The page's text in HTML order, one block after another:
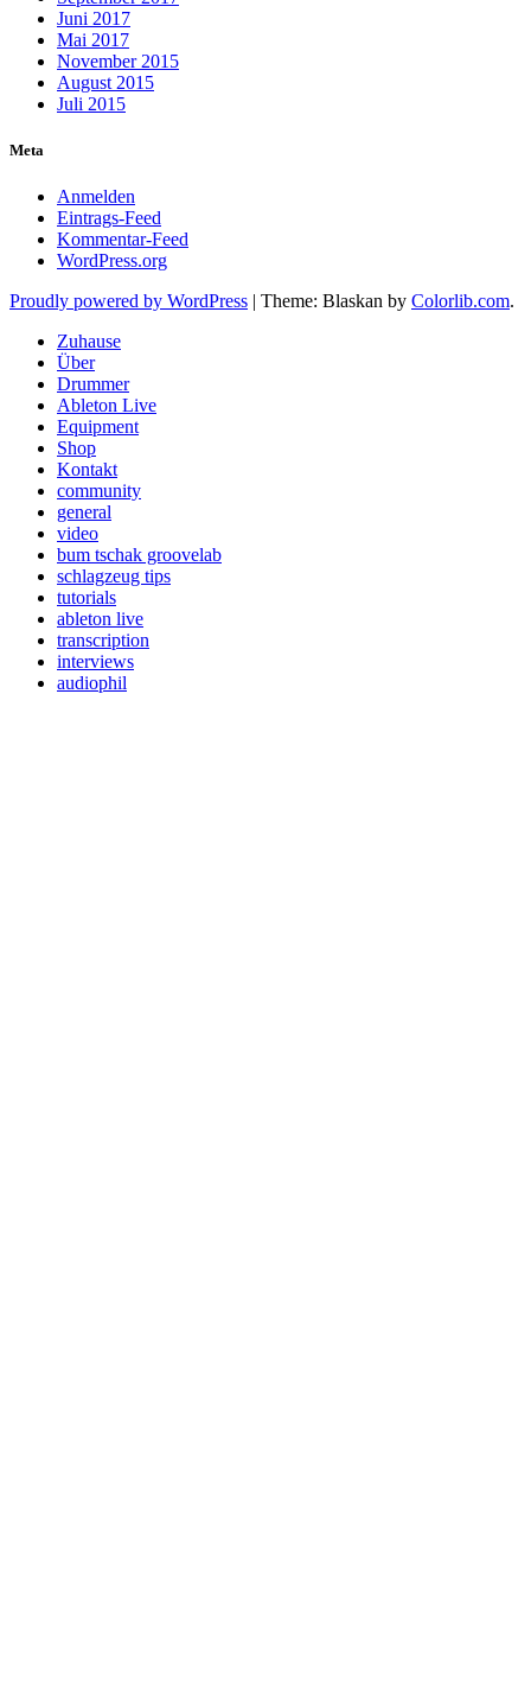
Juni 2017
Mai 2017
November 2015
August 2015
Juli 2015
Meta
Anmelden
Eintrags-Feed
Kommentar-Feed
WordPress.org
Proudly powered by WordPress | Theme: Blaskan by Colorlib.com.
Zuhause
Über
Drummer
Ableton Live
Equipment
Shop
Kontakt
community
general
video
bum tschak groovelab
schlagzeug tips
tutorials
ableton live
transcription
interviews
audiophil